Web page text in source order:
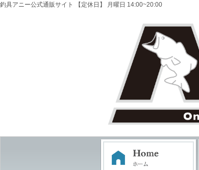
釣具アニー公式通販サイト 【定休日】 月曜日 14:00~20:00